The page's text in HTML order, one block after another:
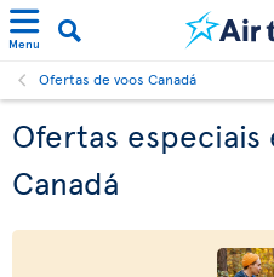
Menu
Ofertas de voos Canadá
Ofertas especiais
Canadá